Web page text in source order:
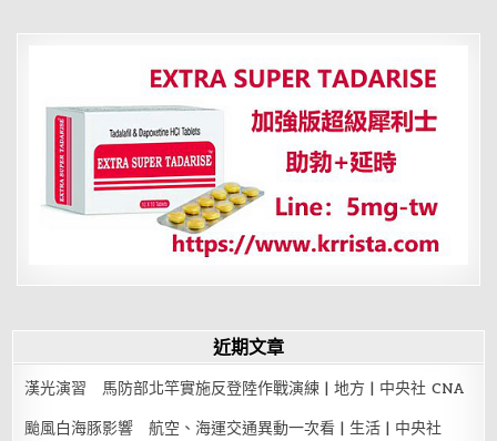
覽
近期文章
漢光演習 馬防部北竿實施反登陸作戰演練 | 地方 | 中央社 CNA
颱風白海豚影響 航空、海運交通異動一次看 | 生活 | 中央社